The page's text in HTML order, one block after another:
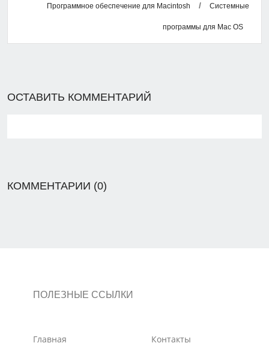
Программное обеспечение для Macintosh / Системные
программы для Mac OS
ОСТАВИТЬ КОММЕНТАРИЙ
КОММЕНТАРИИ (0)
ПОЛЕЗНЫЕ ССЫЛКИ
Главная
Контакты